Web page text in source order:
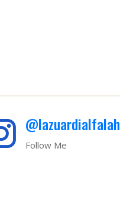
@lazuardialfalah
Follow Me